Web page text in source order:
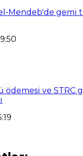
Mendeb'de gemi
ve STRC